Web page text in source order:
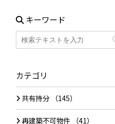
キーワード
カテゴリ
共有持分 （145）
再建築不可物件 （41）